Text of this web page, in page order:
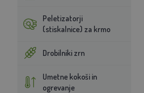
Peletizatorji
(stiskalnice) za krmo
Drobilniki zrn
Umetne kokoši in
ogrevanje